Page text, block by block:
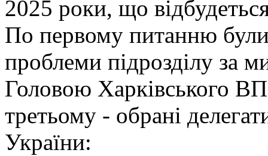
2025 роки, що
По первому питанню були
проблеми підрозділу за
Головою Харківського
третьому - обрані
України: